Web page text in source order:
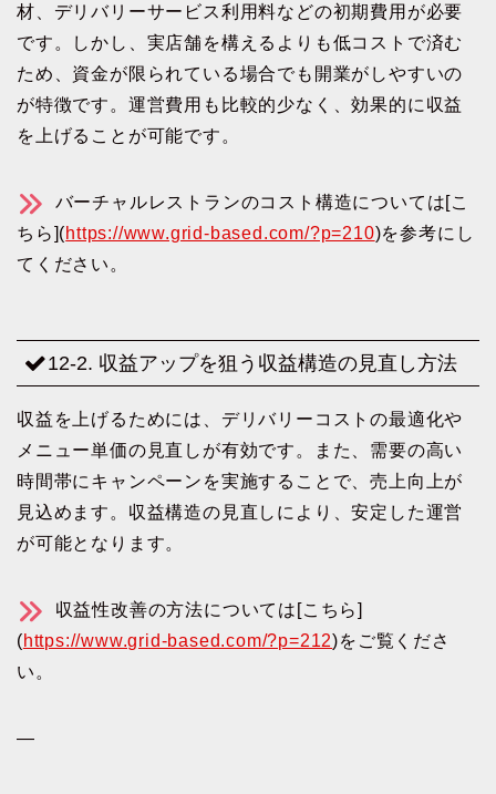
材、デリバリーサービス利用料などの初期費用が必要
です。しかし、実店舗を構えるよりも低コストで済む
ため、資金が限られている場合でも開業がしやすいの
が特徴です。運営費用も比較的少なく、効果的に収益
を上げることが可能です。
バーチャルレストランのコスト構造については[こ
ちら](https://www.grid-based.com/?p=210)を参考にし
てください。
12-2. 収益アップを狙う収益構造の見直し方法
収益を上げるためには、デリバリーコストの最適化や
メニュー単価の見直しが有効です。また、需要の高い
時間帯にキャンペーンを実施することで、売上向上が
見込めます。収益構造の見直しにより、安定した運営
が可能となります。
収益性改善の方法については[こちら]
(https://www.grid-based.com/?p=212)をご覧くださ
い。
—